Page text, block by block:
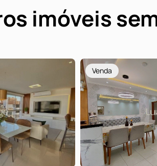
imóveis
Venda